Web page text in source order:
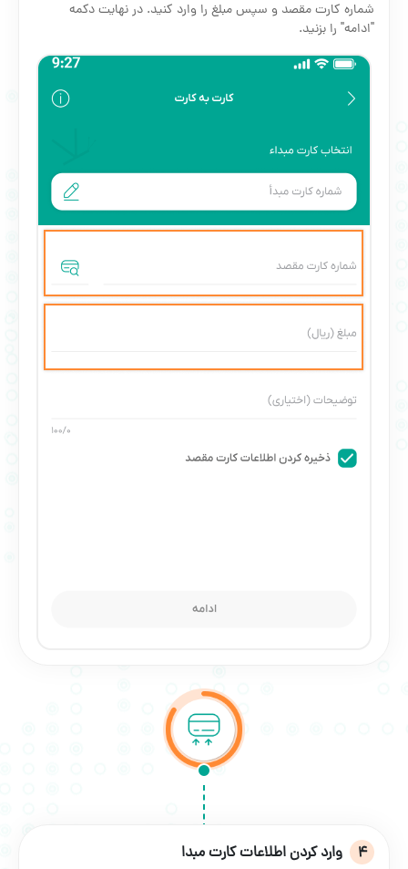
شماره کارت مقصد و سپس مبلغ را وارد کنید. در نهایت دکمه
"ادامه" را بزنید.
4 وارد کردن اطلاعات کارت مبدا